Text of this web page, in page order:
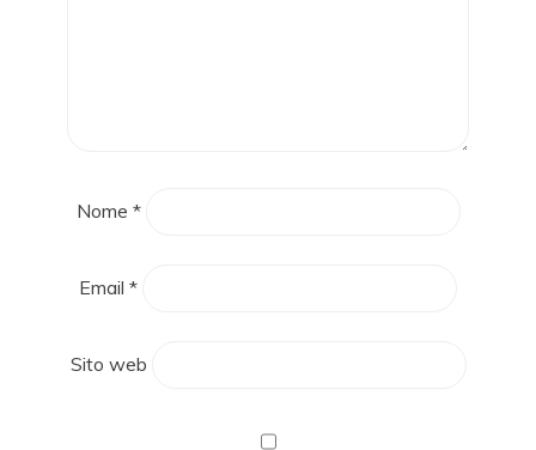
Nome *
Email *
Sito web